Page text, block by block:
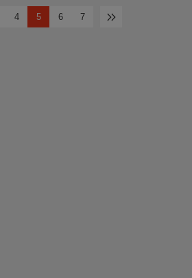
4 5 6 7